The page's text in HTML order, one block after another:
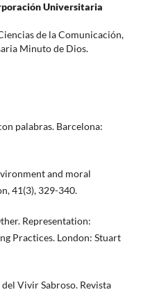
Universitaria
de la Comunicación,
Minuto de Dios.
palabras. Barcelona:
and moral
41(3), 329-340.
Representation:
Practices. London: Stuart
del Vivir Sabroso. Revista